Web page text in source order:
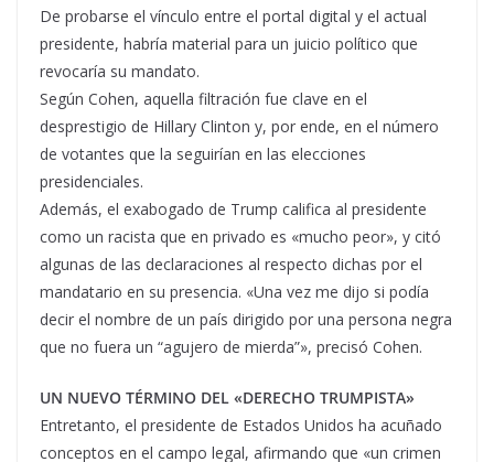
De probarse el vínculo entre el portal digital y el actual
presidente, habría material para un juicio político que
revocaría su mandato.
Según Cohen, aquella filtración fue clave en el
desprestigio de Hillary Clinton y, por ende, en el número
de votantes que la seguirían en las elecciones
presidenciales.
Además, el exabogado de Trump califica al presidente
como un racista que en privado es «mucho peor», y citó
algunas de las declaraciones al respecto dichas por el
mandatario en su presencia. «Una vez me dijo si podía
decir el nombre de un país dirigido por una persona negra
que no fuera un “agujero de mierda”», precisó Cohen.
UN NUEVO TÉRMINO DEL «DERECHO TRUMPISTA»
Entretanto, el presidente de Estados Unidos ha acuñado
conceptos en el campo legal, afirmando que «un crimen